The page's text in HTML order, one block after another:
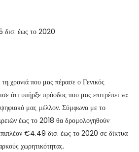
δισ. έως το 2020
τη χρονιά που μας πέρασε ο Γενικός
ότι υπήρξε πρόοδος που μας επιτρέπει να
ψηφιακό μας μέλλον. Σύμφωνα με το
έως το 2018 θα δρομολογηθούν
€4.49 δισ. έως το 2020 σε δίκτυα
χωρητικότητας.